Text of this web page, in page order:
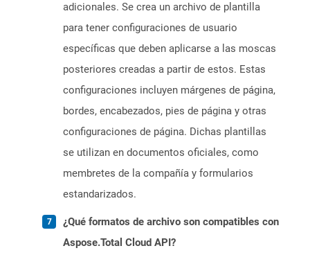
adicionales. Se crea un archivo de plantilla
para tener configuraciones de usuario
específicas que deben aplicarse a las moscas
posteriores creadas a partir de estos. Estas
configuraciones incluyen márgenes de página,
bordes, encabezados, pies de página y otras
configuraciones de página. Dichas plantillas
se utilizan en documentos oficiales, como
membretes de la compañía y formularios
estandarizados.
¿Qué formatos de archivo son compatibles con
Aspose.Total Cloud API?